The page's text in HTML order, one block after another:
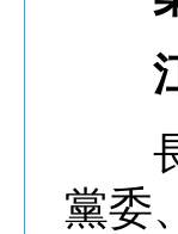
江
長
黨委